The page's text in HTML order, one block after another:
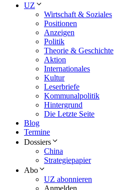
UZ
Wirtschaft & Soziales
Positionen
Anzeigen
Politik
Theorie & Geschichte
Aktion
Internationales
Kultur
Leserbriefe
Kommunalpolitik
Hintergrund
Die Letzte Seite
Blog
Termine
Dossiers
China
Strategiepapier
Abo
UZ abonnieren
Anmelden